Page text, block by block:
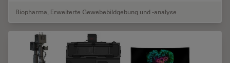
Biopharma Erweiterte Gewebebildgebung und -analyse